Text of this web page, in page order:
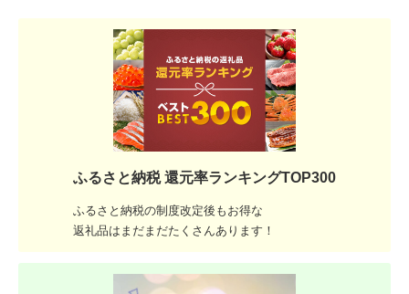
ふるさと納税 還元率ランキングTOP300
ふるさと納税の制度改定後もお得な
返礼品はまだまだたくさんあります！